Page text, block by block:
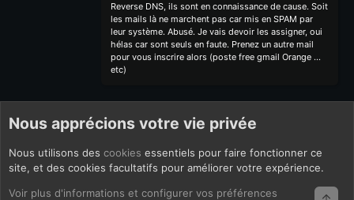
Reverse DNS, ils sont en connaissance de cause. Soit
les mails là ne marchent pas car mis en SPAM par
leur système. Abusé. Je vais devoir les assigner, oui
hélas car sont seuls en faute. Prenez un autre mail
pour vous inscrire alors (poste free gmail Orange ...
etc)
Nous apprécions votre vie privée
Nous utilisons des cookies essentiels pour faire fonctionner ce
site, et des cookies facultatifs pour améliorer votre expérience.
Voir plus d'informations et configurer vos préférences